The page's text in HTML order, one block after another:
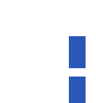
AHORA